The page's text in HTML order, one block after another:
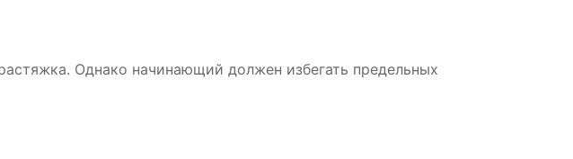
Однако начинающий должен избегать предельных